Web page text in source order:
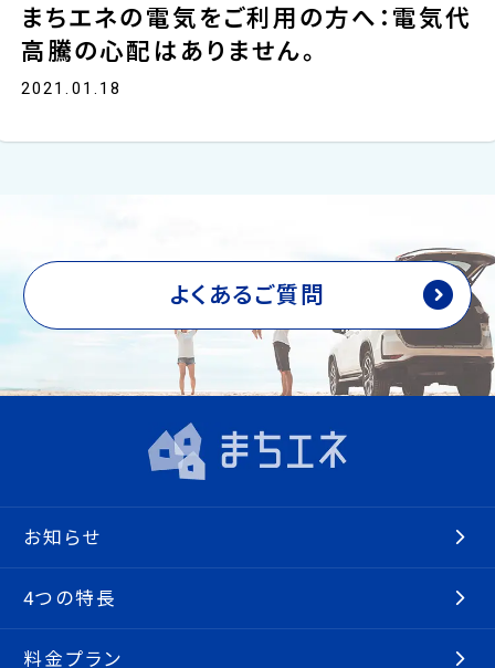
まちエネの電気をご利用の方へ：電気代
高騰の心配はありません。
2021.01.18
よくあるご質問
お知らせ
4つの特長
料金プラン